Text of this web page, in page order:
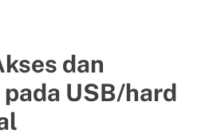
dan
USB/hard